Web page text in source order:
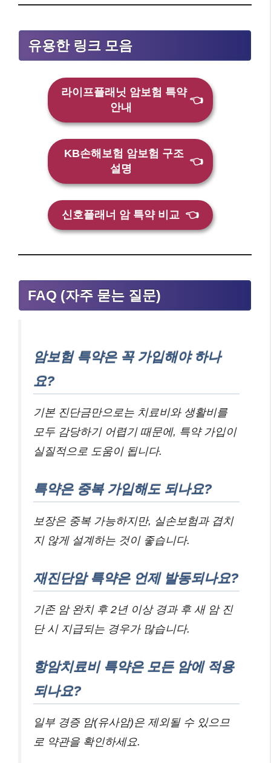
유용한 링크 모음
라이프플래닛 암보험 특약
안내
👈
KB손해보험 암보험 구조
설명
👈
신호플래너 암 특약 비교👈
FAQ (자주 묻는 질문)
암보험 특약은 꼭 가입해야 하나
요?
기본 진단금만으로는 치료비와 생활비를
모두 감당하기 어렵기 때문에, 특약 가입이
실질적으로 도움이 됩니다.
특약은 중복 가입해도 되나요?
보장은 중복 가능하지만, 실손보험과 겹치
지 않게 설계하는 것이 좋습니다.
재진단암 특약은 언제 발동되나요?
기존 암 완치 후 2년 이상 경과 후 새 암 진
단 시 지급되는 경우가 많습니다.
항암치료비 특약은 모든 암에 적용
되나요?
일부 경증 암(유사암)은 제외될 수 있으므
로 약관을 확인하세요.